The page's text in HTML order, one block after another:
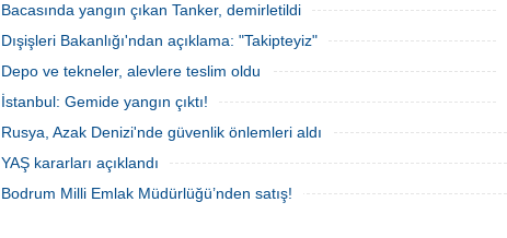
Bacasında yangın çıkan Tanker, demirletildi
Dışişleri Bakanlığı'ndan açıklama: "Takipteyiz"
Depo ve tekneler, alevlere teslim oldu
İstanbul: Gemide yangın çıktı!
Rusya, Azak Denizi'nde güvenlik önlemleri aldı
YAŞ kararları açıklandı
Bodrum Milli Emlak Müdürlüğü’nden satış!